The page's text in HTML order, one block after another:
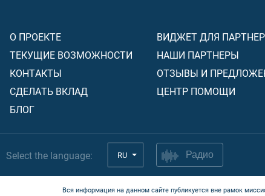
О ПРОЕКТЕ
ТЕКУЩИЕ ВОЗМОЖНОСТИ
КОНТАКТЫ
СДЕЛАТЬ ВКЛАД
БЛОГ
ВИДЖЕТ ДЛЯ
НАШИ ПАРТНЕРЫ
ОТЗЫВЫ И
ЦЕНТР ПОМОЩИ
Select the language: RU Радио
Вся информация на данном сайте публикуется вне рамок